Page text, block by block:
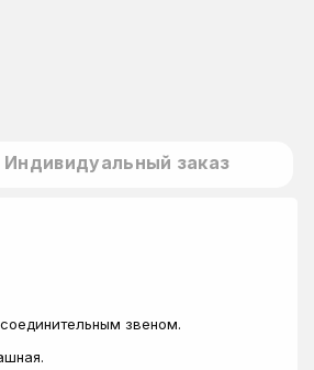
Индивидуальный заказ
звеном.